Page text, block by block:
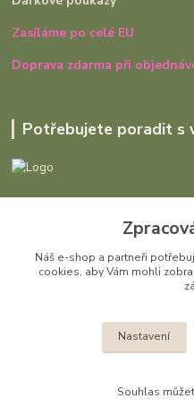
Zasíláme po celé EU
Doprava zdarma při
Potřebujete poradit s
+420 727
info@gomi.cz
Náš e-shop a partneři
cookies, aby Vám mohli
Nastavení
Souhlas